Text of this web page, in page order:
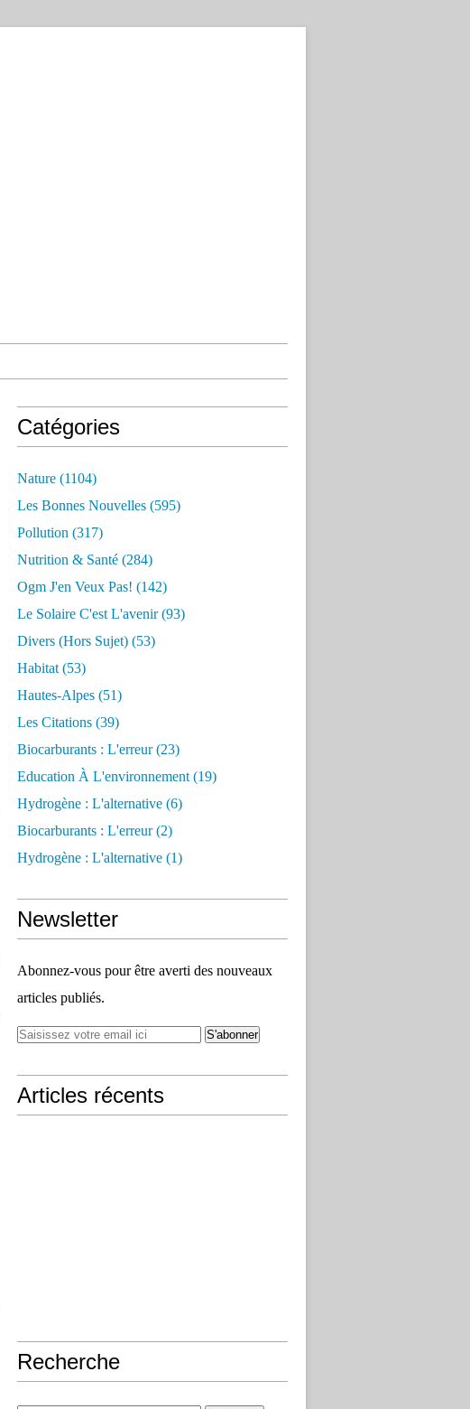
Catégories
Nature (1104)
Les Bonnes Nouvelles (595)
Pollution (317)
Nutrition & Santé (284)
Ogm J'en Veux Pas! (142)
Le Solaire C'est L'avenir(93)
Divers (hors Sujet) (53)
Habitat (53)
Hautes-Alpes (51)
Les Citations (39)
Biocarburants : L'erreur(23)
Education À L'environnement (19)
Hydrogène : L'alternative (6)
Biocarburants : L'erreur(2)
Hydrogène : L'alternative (1)
Newsletter
Abonnez-vous pour être averti des nouveaux
articles publiés.
Articles récents
Recherche